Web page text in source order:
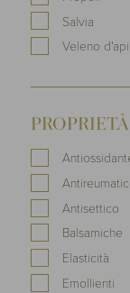
Salvia
Veleno d'api
PROPRIETÀ
Antisettico
Balsamiche
Elasticità
Emollienti